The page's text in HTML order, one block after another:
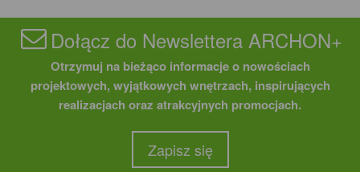
Dołącz do Newslettera ARCHON+
Otrzymuj na bieżąco informacje o nowościach
projektowych, wyjątkowych wnętrzach, inspirujących
realizacjach oraz atrakcyjnych promocjach.
Zapisz się